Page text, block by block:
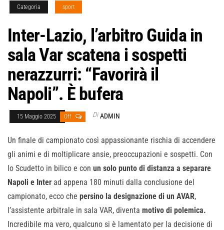
Categoria sport
Inter-Lazio, l’arbitro Guida in
sala Var scatena i sospetti
nerazzurri: “Favorirà il
Napoli”. È bufera
15 Maggio 2025 Off Di ADMIN
Un finale di campionato così appassionante rischia di accendere
gli animi e di moltiplicare ansie, preoccupazioni e sospetti. Con
lo Scudetto in bilico e con un solo punto di distanza a separare
Napoli e Inter ad appena 180 minuti dalla conclusione del
campionato, ecco che persino la designazione di un AVAR,
l’assistente arbitrale in sala VAR, diventa motivo di polemica.
Incredibile ma vero, qualcuno si è lamentato per la decisione di